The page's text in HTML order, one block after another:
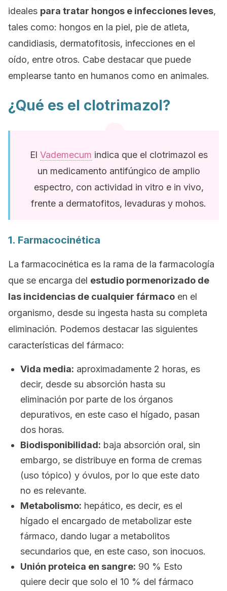
ideales para tratar hongos e infecciones leves,
tales como: hongos en la piel, pie de atleta,
candidiasis, dermatofitosis, infecciones en el
oído, entre otros. Cabe destacar que puede
emplearse tanto en humanos como en animales.
¿Qué es el clotrimazol?
El Vademecum indica que el clotrimazol es
un medicamento antifúngico de amplio
espectro, con actividad in vitro e in vivo,
frente a dermatofitos, levaduras y mohos.
1. Farmacocinética
La farmacocinética es la rama de la farmacología
que se encarga del estudio pormenorizado de
las incidencias de cualquier fármaco en el
organismo, desde su ingesta hasta su completa
eliminación. Podemos destacar las siguientes
características del fármaco:
Vida media: aproximadamente 2 horas, es
decir, desde su absorción hasta su
eliminación por parte de los órganos
depurativos, en este caso el hígado, pasan
dos horas.
Biodisponibilidad: baja absorción oral, sin
embargo, se distribuye en forma de cremas
(uso tópico) y óvulos, por lo que este dato
no es relevante.
Metabolismo: hepático, es decir, es el
hígado el encargado de metabolizar este
fármaco, dando lugar a metabolitos
secundarios que, en este caso, son inocuos.
Unión proteica en sangre: 90 % Esto
quiere decir que solo el 10 % del fármaco